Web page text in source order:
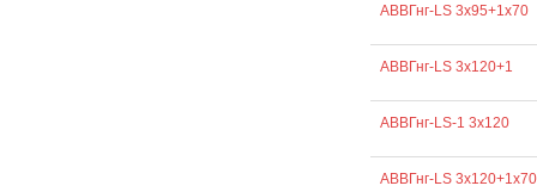
АВВГнг-LS 3х95+1х70
АВВГнг-LS 3х120+1
АВВГнг-LS-1 3х120
АВВГнг-LS 3х120+1х70